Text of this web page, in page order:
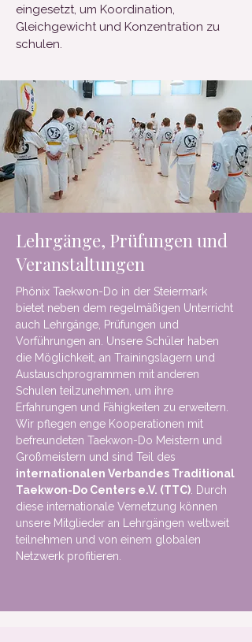
eingesetzt, um Koordination,
Gleichgewicht und Konzentration zu
schulen.
Lehrgänge, Prüfungen und
Veranstaltungen
Phönix Taekwon-Do in der Steiermark
bietet neben dem regelmäßigen Unterricht
auch Lehrgänge, Prüfungen und
Vorführungen an. Unsere Schüler haben
die Möglichkeit, an Trainingslagern und
Austauschprogrammen mit anderen
Schulen teilzunehmen, um ihre
Erfahrungen und Fähigkeiten zu erweitern.
Wir pflegen enge Kooperationen mit
befreundeten Taekwon-Do Meistern und
Großmeistern und sind Teil des
internationalen Verbandes Traditional
Taekwon-Do Centers e.V. (TTC) . Durch
diese internationale Vernetzung können
unsere Mitglieder an Lehrgängen weltweit
teilnehmen und von einem globalen
Netzwerk profitieren.